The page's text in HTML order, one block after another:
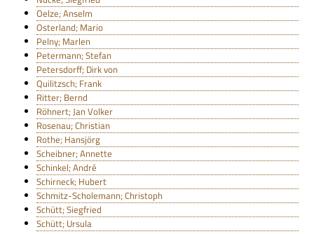
Oelze; Anselm
Osterland; Mario
Pelny; Marlen
Petermann; Stefan
Petersdorff; Dirk von
Quilitzsch; Frank
Ritter; Bernd
Röhnert; Jan Volker
Rosenau; Christian
Rothe; Hansjörg
Scheibner; Annette
Schinkel; André
Schirneck; Hubert
Schmitz-Scholemann; Christoph
Schütt; Siegfried
Schütt; Ursula